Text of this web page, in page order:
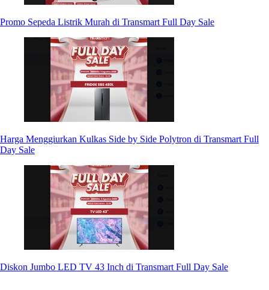
Promo Sepeda Listrik Murah di Transmart Full Day Sale
Harga Menggiurkan Kulkas Side by Side Polytron di Transmart Full
Day Sale
Diskon Jumbo LED TV 43 Inch di Transmart Full Day Sale